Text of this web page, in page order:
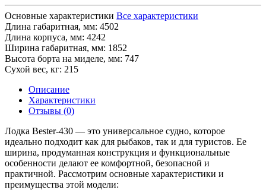
Основные характеристики Все характеристики
Длина габаритная, мм: 4502
Длина корпуса, мм: 4242
Ширина габаритная, мм: 1852
Высота борта на миделе, мм: 747
Сухой вес, кг: 215
Описание
Характеристики
Отзывы (0)
Лодка Bester-430 — это универсальное судно, которое
идеально подходит как для рыбаков, так и для туристов. Ее
ширина, продуманная конструкция и функциональные
особенности делают ее комфортной, безопасной и
практичной. Рассмотрим основные характеристики и
преимущества этой модели: